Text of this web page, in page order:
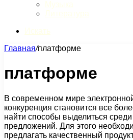
Главная/платформе
платформе
В современном мире
конкуренция становится все
найти способы выделиться
предложений. Для этого
предлагать качественный